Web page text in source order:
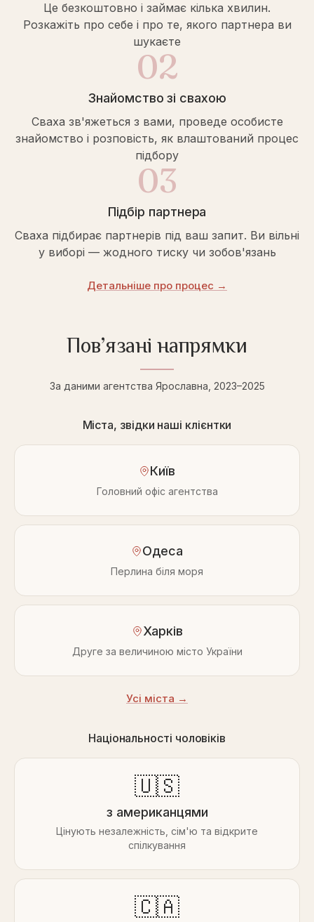
Це безкоштовно і займає кілька хвилин.
Розкажіть про себе і про те, якого партнера ви
шукаєте
02
Знайомство зі свахою
Сваха зв'яжеться з вами, проведе особисте
знайомство і розповість, як влаштований процес
підбору
03
Підбір партнера
Сваха підбирає партнерів під ваш запит. Ви вільні
у виборі — жодного тиску чи зобов'язань
Детальніше про процес →
Пов’язані напрямки
За даними агентства Ярославна, 2023–2025
Міста, звідки наші клієнтки
Київ
Головний офіс агентства
Одеса
Перлина біля моря
Харків
Друге за величиною місто України
Усі міста →
Національності чоловіків
🇺🇸
з американцями
Цінують незалежність, сім'ю та відкрите
спілкування
🇨🇦